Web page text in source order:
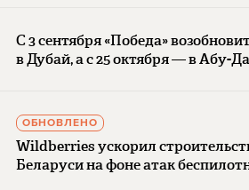
С 3 сентября «Победа»
в Дубай, а с 25 октября — в Абу-
ОБНОВЛЕНО
Wildberries ускорил
Беларуси на фоне атак